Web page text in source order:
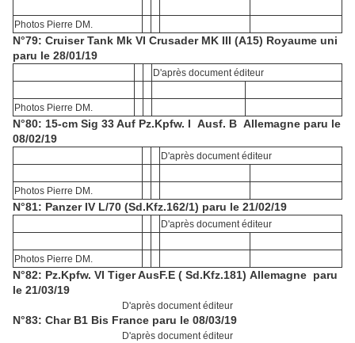
Photos Pierre DM.
N°79: Cruiser Tank Mk VI Crusader MK III (A15) Royaume uni
paru le 28/01/19
D'après document éditeur
Photos Pierre DM.
N°80: 15-cm Sig 33 Auf Pz.Kpfw. I Ausf. B Allemagne paru le
08/02/19
D'après document éditeur
Photos Pierre DM.
N°81: Panzer IV L/70 (Sd.Kfz.162/1) paru le 21/02/19
D'après document éditeur
Photos Pierre DM.
N°82: Pz.Kpfw. VI Tiger AusF.E ( Sd.Kfz.181) Allemagne paru
le 21/03/19
D'après document éditeur
N°83: Char B1 Bis France paru le 08/03/19
D'après document éditeur